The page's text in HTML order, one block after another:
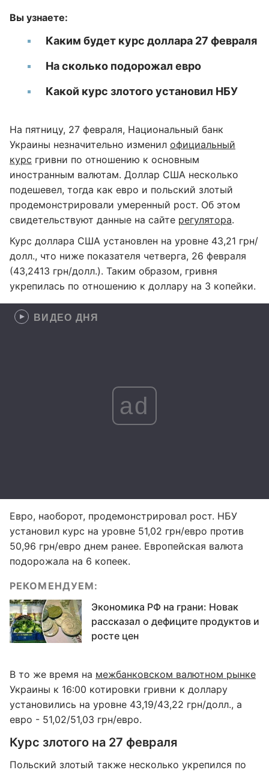
Вы узнаете:
Каким будет курс доллара 27 февраля
На сколько подорожал евро
Какой курс злотого установил НБУ
На пятницу, 27 февраля, Национальный банк
Украины незначительно изменил официальный
курс гривни по отношению к основным
иностранным валютам. Доллар США несколько
подешевел, тогда как евро и польский злотый
продемонстрировали умеренный рост. Об этом
свидетельствуют данные на сайте регулятора.
Курс доллара США установлен на уровне 43,21 грн/
долл., что ниже показателя четверга, 26 февраля
(43,2413 грн/долл.). Таким образом, гривня
укрепилась по отношению к доллару на 3 копейки.
ВИДЕО ДНЯ
ad
Евро, наоборот, продемонстрировал рост. НБУ
установил курс на уровне 51,02 грн/евро против
50,96 грн/евро днем ранее. Европейская валюта
подорожала на 6 копеек.
РЕКОМЕНДУЕМ:
Экономика РФ на грани: Новак
рассказал о дефиците продуктов и
росте цен
В то же время на межбанковском валютном рынке
Украины к 16:00 котировки гривни к доллару
установились на уровне 43,19/43,22 грн/долл., а
евро - 51,02/51,03 грн/евро.
Курс злотого на 27 февраля
Польский злотый также несколько укрепился по